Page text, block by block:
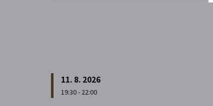
11. 8. 2026
19:30 - 22:00